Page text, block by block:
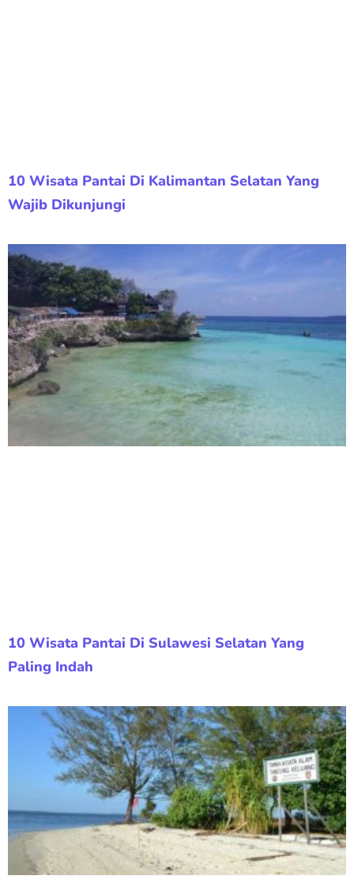
10 Wisata Pantai Di Kalimantan Selatan Yang
Wajib Dikunjungi
10 Wisata Pantai Di Sulawesi Selatan Yang
Paling Indah